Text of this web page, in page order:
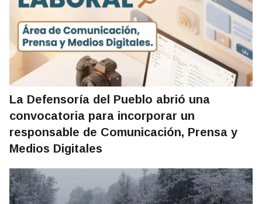
La Defensoría del Pueblo abrió una
convocatoria para incorporar un
responsable de Comunicación, Prensa y
Medios Digitales